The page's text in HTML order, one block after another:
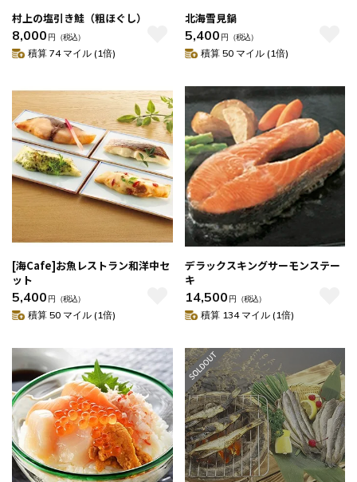
村上の塩引き鮭（粗ほぐし）
8,000 円 （税込）
積算 74 マイル (1倍)
北海雪見鍋
5,400 円 （税込）
積算 50 マイル (1倍)
[海Cafe]お魚レストラン和洋中セ
ット
5,400 円 （税込）
積算 50 マイル (1倍)
デラックスキングサーモンステー
キ
14,500 円 （税込）
積算 134 マイル (1倍)